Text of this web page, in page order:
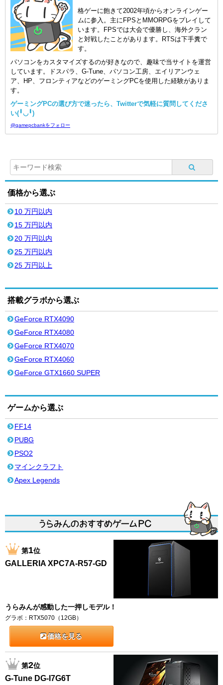
格ゲーに飽きて2002年頃からオンラインゲー
ムに参入。主にFPSとMMORPGをプレイして
います。FPSでは大会で優勝し、海外クラン
と対戦したことがあります。RTSは下手糞で
す。
パソコンをカスタマイズするのが好きなので、趣味で当サイトを運営
しています。ドスパラ、G-Tune、パソコン工房、エイリアンウェ
ア、HP、フロンティアなどのゲーミングPCを使用した経験がありま
す。
ゲーミングPCの選び方で迷ったら、Twitterで気軽に質問してくださ
い(╹◡╹)
@gamepcbankをフォロー
価格から選ぶ
10 万円以内
15 万円以内
20 万円以内
25 万円以内
25 万円以上
搭載グラボから選ぶ
GeForce RTX4090
GeForce RTX4080
GeForce RTX4070
GeForce RTX4060
GeForce GTX1660 SUPER
ゲームから選ぶ
FF14
PUBG
PSO2
マインクラフト
Apex Legends
第1位
GALLERIA XPC7A-R57-GD
うらみんが感動した一押しモデル！
グラボ：RTX5070（12GB）
価格を見る
第2位
G-Tune DG-I7G6T